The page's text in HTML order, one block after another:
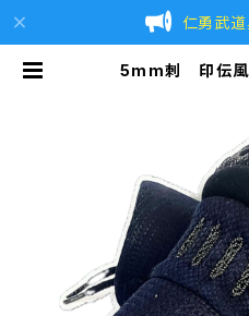
仁勇武道
5mm刺 印伝風
SE店 ｜剣道防具
具のアウト